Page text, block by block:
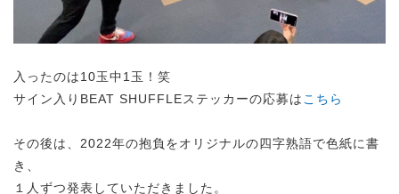
入ったのは10玉中1玉！笑
サイン入りBEAT SHUFFLEステッカーの応募はこちら
その後は、2022年の抱負をオリジナルの四字熟語で色紙に書
き、
１人ずつ発表していただきました。